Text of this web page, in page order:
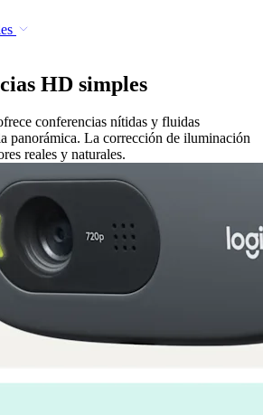
HD simples
conferencias nítidas y fluidas
panorámica. La corrección de iluminación
reales y naturales.